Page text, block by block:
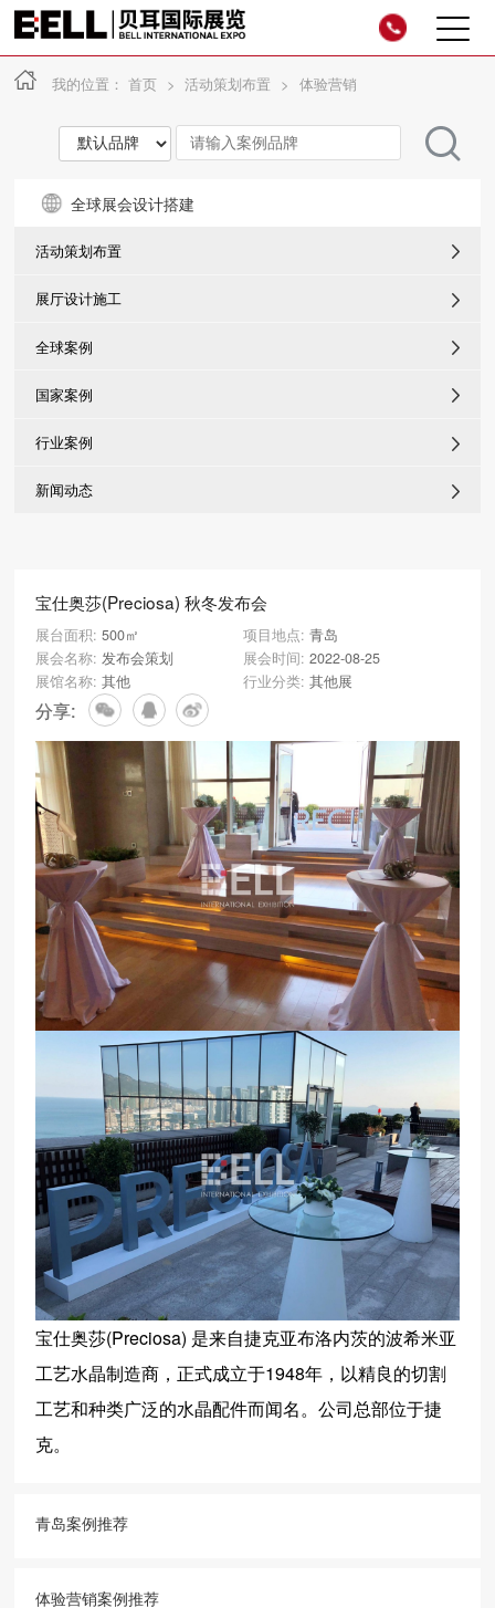
我的位置： 首页 > 活动策划布置 > 体验营销
全球展会设计搭建
活动策划布置
展厅设计施工
全球案例
国家案例
行业案例
新闻动态
宝仕奥莎(Preciosa) 秋冬发布会
展台面积: 500㎡ 项目地点: 青岛
展会名称:发布会策划 展会时间: 2022-08-25
展馆名称: 其他 行业分类: 其他展
分享:
宝仕奥莎(Preciosa) 是来自捷克亚布洛内茨的波希米亚
工艺水晶制造商，正式成立于1948年，以精良的切割
工艺和种类广泛的水晶配件而闻名。公司总部位于捷
克。
青岛案例推荐
体验营销案例推荐